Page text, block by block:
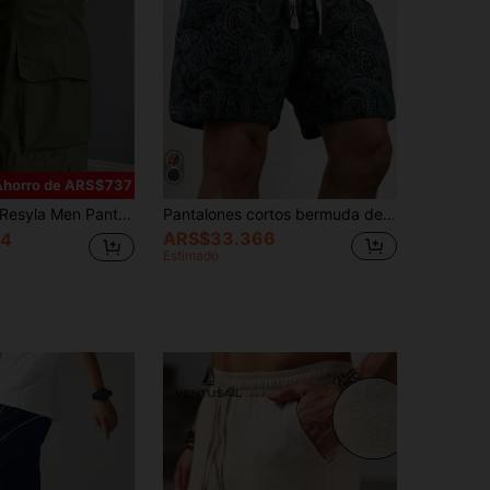
de ARS$737
Resyla Men Pantalones cortos casuales para hombres con bolsillos cargo y cordón en la cintura Pantalones cortos bermuda de hombre con cordón, estilo retro americano con estampado floral de anacardo, ajuste holgado, cintura elástica, pantalones casuales de media longitud para vacaciones en la playa, verano
ARS$33.366
Estimado